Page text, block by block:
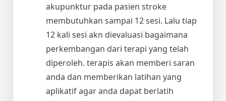
akupunktur pada pasien stroke
membutuhkan sampai 12 sesi. Lalu tiap
12 kali sesi akn dievaluasi bagaimana
perkembangan dari terapi yang telah
diperoleh. terapis akan memberi saran
anda dan memberikan latihan yang
aplikatif agar anda dapat berlatih